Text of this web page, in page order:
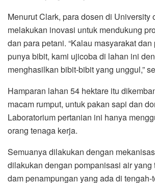
Menurut Clark, para dosen di University
melakukan inovasi untuk mendukung
dan para petani. “Kalau masyarakat
punya bibit, kami ujicoba di lahan ini
menghasilkan bibit-bibit yang unggul,”
Hamparan lahan 54 hektare itu
macam rumput, untuk pakan sapi dan
Laboratorium pertanian ini hanya
orang tenaga kerja.
Semuanya dilakukan dengan
dilakukan dengan pompanisasi air yang
dam penampungan yang ada di tengah-